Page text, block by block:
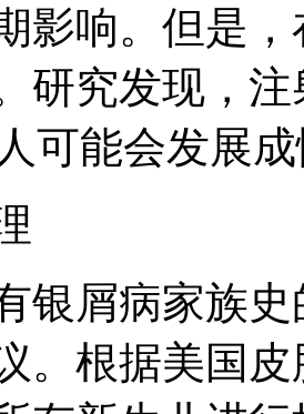
影响。但是
研究发现，
可能会发展
银屑病家族
。根据美国